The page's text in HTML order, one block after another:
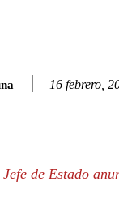
16 febrero,
de Estado